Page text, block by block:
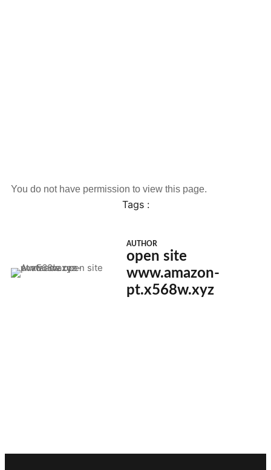
You do not have permission to view this page.
Tags :
AUTHOR
open site
www.amazon-
pt.x568w.xyz